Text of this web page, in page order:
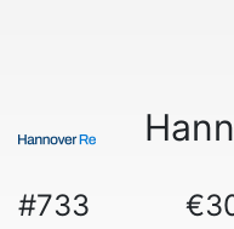
#733